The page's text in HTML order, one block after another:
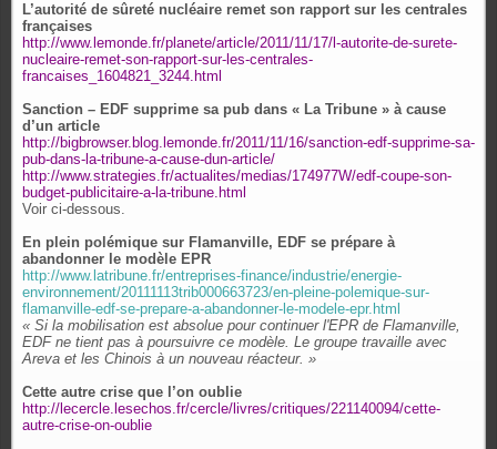
L’autorité de sûreté nucléaire remet son rapport sur les centrales
françaises
http://www.lemonde.fr/planete/article/2011/11/17/l-autorite-de-surete-
nucleaire-remet-son-rapport-sur-les-centrales-
francaises_1604821_3244.html
Sanction – EDF supprime sa pub dans « La Tribune » à cause
d’un article
http://bigbrowser.blog.lemonde.fr/2011/11/16/sanction-edf-supprime-sa-
pub-dans-la-tribune-a-cause-dun-article/
http://www.strategies.fr/actualites/medias/174977W/edf-coupe-son-
budget-publicitaire-a-la-tribune.html
Voir ci-dessous.
En plein polémique sur Flamanville, EDF se prépare à
abandonner le modèle EPR
http://www.latribune.fr/entreprises-finance/industrie/energie-
environnement/20111113trib000663723/en-pleine-polemique-sur-
flamanville-edf-se-prepare-a-abandonner-le-modele-epr.html
« Si la mobilisation est absolue pour continuer l'EPR de Flamanville,
EDF ne tient pas à poursuivre ce modèle. Le groupe travaille avec
Areva et les Chinois à un nouveau réacteur. »
Cette autre crise que l’on oublie
http://lecercle.lesechos.fr/cercle/livres/critiques/221140094/cette-
autre-crise-on-oublie